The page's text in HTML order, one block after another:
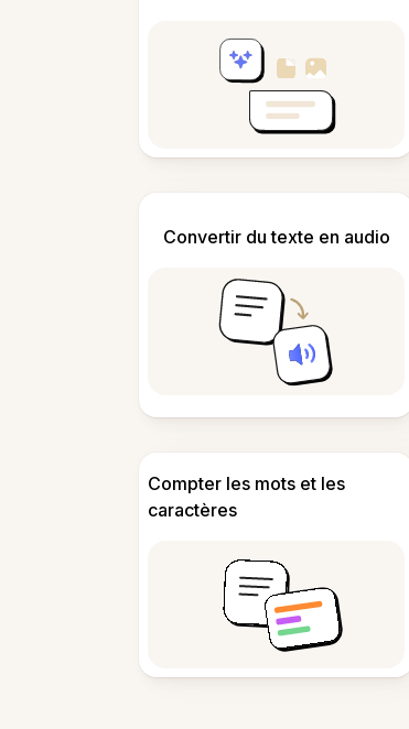
Convertir du texte en audio
Compter les mots et les
caractères